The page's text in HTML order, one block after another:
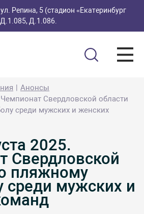
Репина, 5 (стадион «Екатеринбург
Д.1.086.
Анонсы
Чемпионат Свердловской области
среди мужских и женских
2025.
Свердловской
пляжному
среди мужских и